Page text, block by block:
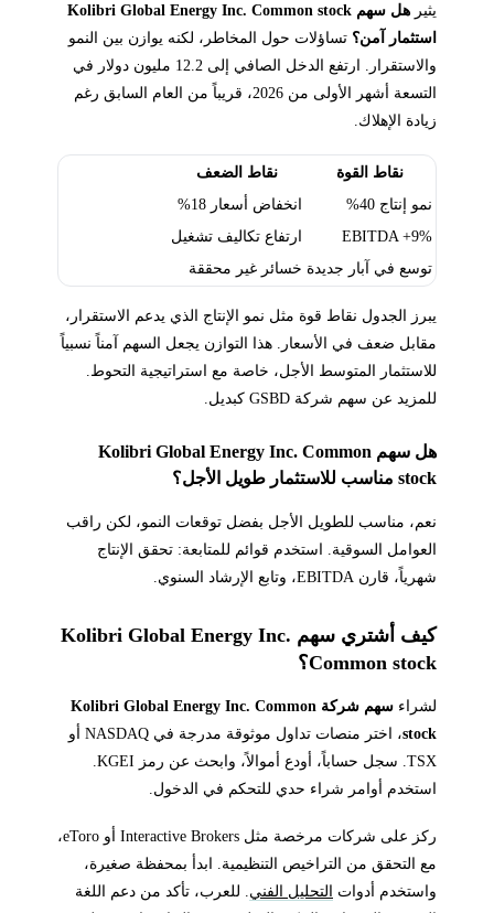
يثير
هل سهم Kolibri Global Energy Inc. Common stock
استثمار آمن؟تساؤلات حول المخاطر، لكنه يوازن بين النمو
والاستقرار. ارتفع الدخل الصافي إلى 12.2 مليون دولار في
التسعة أشهر الأولى من 2026، قريباً من العام السابق رغم
زيادة الإهلاك.
نقاط القوة
نقاط الضعف
نمو إنتاج 40%
انخفاض أسعار 18%
EBITDA +9%
ارتفاع تكاليف تشغيل
توسع في آبار جديدة خسائر غير محققة
يبرز الجدول نقاط قوة مثل نمو الإنتاج الذي يدعم الاستقرار،
مقابل ضعف في الأسعار. هذا التوازن يجعل السهم آمناً نسبياً
للاستثمار المتوسط الأجل، خاصة مع استراتيجية التحوط.
للمزيد عن سهم شركة GSBD كبديل.
هل سهم Kolibri Global Energy Inc. Common
stock مناسب للاستثمار طويل الأجل؟
نعم، مناسب للطويل الأجل بفضل توقعات النمو، لكن راقب
العوامل السوقية. استخدم قوائم للمتابعة: تحقق الإنتاج
شهرياً، قارن EBITDA، وتابع الإرشاد السنوي.
كيف أشتري سهم Kolibri Global Energy Inc.
Common stock؟
لشراء
سهم شركة Kolibri Global Energy Inc. Common
stock
، اختر منصات تداول موثوقة مدرجة في NASDAQ أو
TSX. سجل حساباً، أودع أموالاً، وابحث عن رمز KGEI.
استخدم أوامر شراء حدي للتحكم في الدخول.
ركز على شركات مرخصة مثل Interactive Brokers أو eToro،
مع التحقق من التراخيص التنظيمية. ابدأ بمحفظة صغيرة،
واستخدم أدوات التحليل الفني . للعرب، تأكد من دعم اللغة